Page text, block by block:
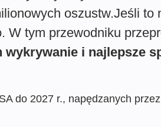
oszustw.Jeśli
W tym przewodniku
wykrywanie i najlepsze
do 2027 r., napędzanych